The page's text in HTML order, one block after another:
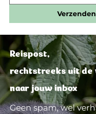
Verzenden
Reispost,
rechtstreeks uit de
naar jouw inbox
Geen spam, wel